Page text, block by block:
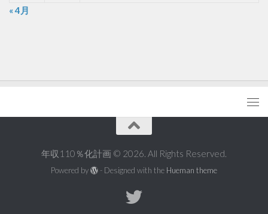
« 4月
年収110％化計画 © 2026. All Rights Reserved.
Powered by - Designed with the Hueman theme